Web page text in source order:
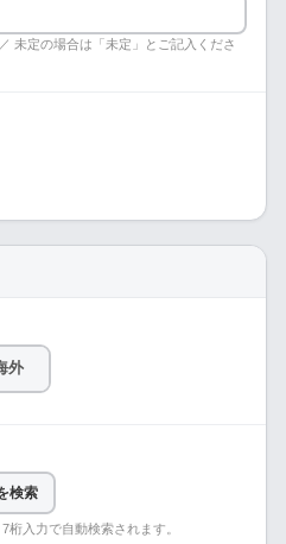
未定の場合は「未定」とご記入くださ
外
検索
桁入力で自動検索されます。